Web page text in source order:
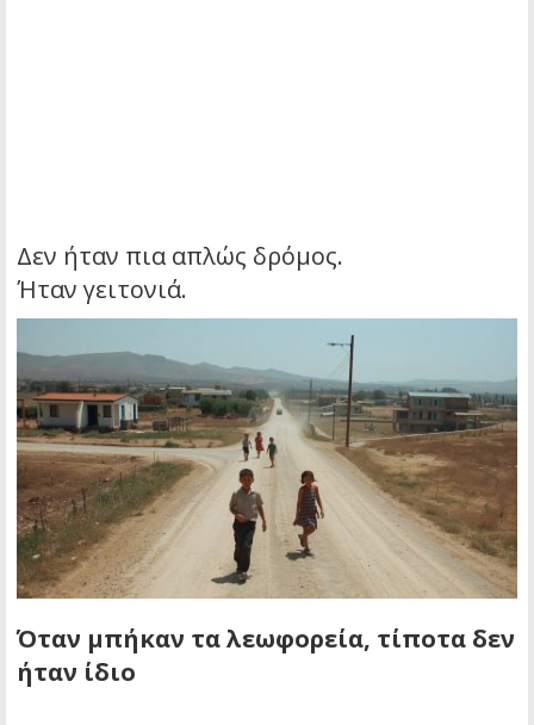
Δεν ήταν πια απλώς δρόμος.
Ήταν γειτονιά.
Όταν μπήκαν τα λεωφορεία, τίποτα δεν
ήταν ίδιο